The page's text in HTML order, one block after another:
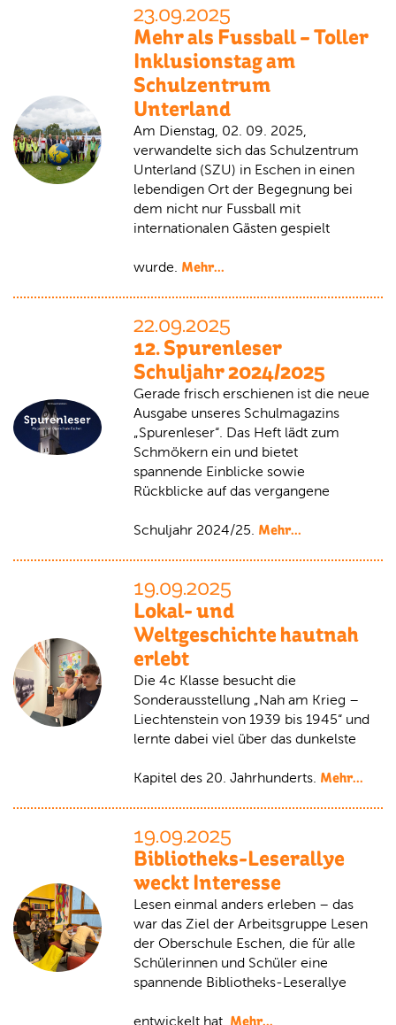
23.09.2025
Mehr als Fussball – Toller
Inklusionstag am
Schulzentrum
Unterland
Am Dienstag, 02. 09. 2025,
verwandelte sich das Schulzentrum
Unterland (SZU) in Eschen in einen
lebendigen Ort der Begegnung bei
dem nicht nur Fussball mit
internationalen Gästen gespielt
wurde. Mehr...
22.09.2025
12. Spurenleser
Schuljahr 2024/2025
Gerade frisch erschienen ist die neue
Ausgabe unseres Schulmagazins
„Spurenleser“. Das Heft lädt zum
Schmökern ein und bietet
spannende Einblicke sowie
Rückblicke auf das vergangene
Schuljahr 2024/25. Mehr...
19.09.2025
Lokal- und
Weltgeschichte hautnah
erlebt
Die 4c Klasse besucht die
Sonderausstellung „Nah am Krieg –
Liechtenstein von 1939 bis 1945“ und
lernte dabei viel über das dunkelste
Kapitel des 20. Jahrhunderts. Mehr...
19.09.2025
Bibliotheks-Leserallye
weckt Interesse
Lesen einmal anders erleben – das
war das Ziel der Arbeitsgruppe Lesen
der Oberschule Eschen, die für alle
Schülerinnen und Schüler eine
spannende Bibliotheks-Leserallye
entwickelt hat. Mehr...